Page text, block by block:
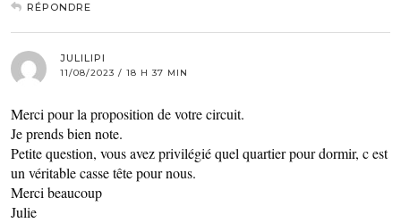
RÉPONDRE
JULILIPI
11/08/2023 / 18 H 37 MIN
Merci pour la proposition de votre circuit.
Je prends bien note.
Petite question, vous avez privilégié quel quartier pour dormir, c est
un véritable casse tête pour nous.
Merci beaucoup
Julie